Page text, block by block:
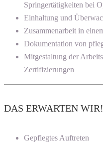
Springertätigkeiten bei
Einhaltung und
Zusammenarbeit in
Dokumentation von
Mitgestaltung der
Zertifizierungen
DAS ERWARTEN WIR!
Gepflegtes Auftreten